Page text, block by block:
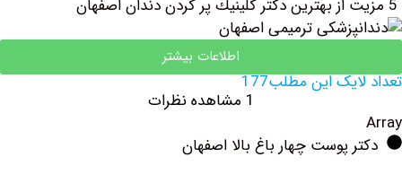
اطلاعات بیشتر
این مطلب177
پوست چهار باغ بالا اصفهان